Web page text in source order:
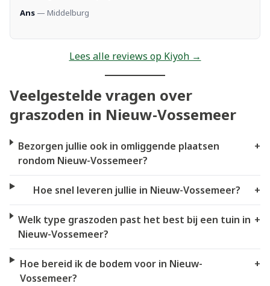
Ans — Middelburg
Lees alle reviews op Kiyoh →
Veelgestelde vragen over
graszoden in Nieuw-Vossemeer
Bezorgen jullie ook in omliggende plaatsen
rondom Nieuw-Vossemeer?
+
Hoe snel leveren jullie in Nieuw-Vossemeer? +
Welk type graszoden past het best bij een tuin in
Nieuw-Vossemeer?
+
Hoe bereid ik de bodem voor in Nieuw-
Vossemeer?
+